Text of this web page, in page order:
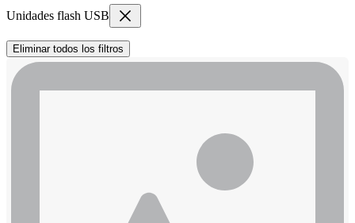
Unidades flash USB
Eliminar todos los filtros